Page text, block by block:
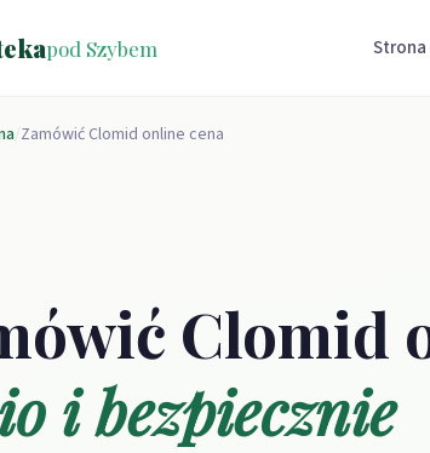
pod Szybem Strona
/Zamówić Clomid online cena
Clomid
i bezpiecznie